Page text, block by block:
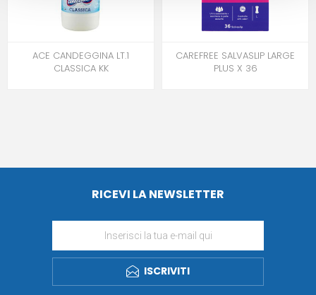
ACE CANDEGGINA LT.1
CLASSICA KK
CAREFREE SALVASLIP LARGE
PLUS X 36
RICEVI LA NEWSLETTER
ISCRIVITI